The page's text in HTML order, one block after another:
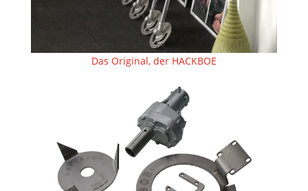
Das Original, der HACKBOE